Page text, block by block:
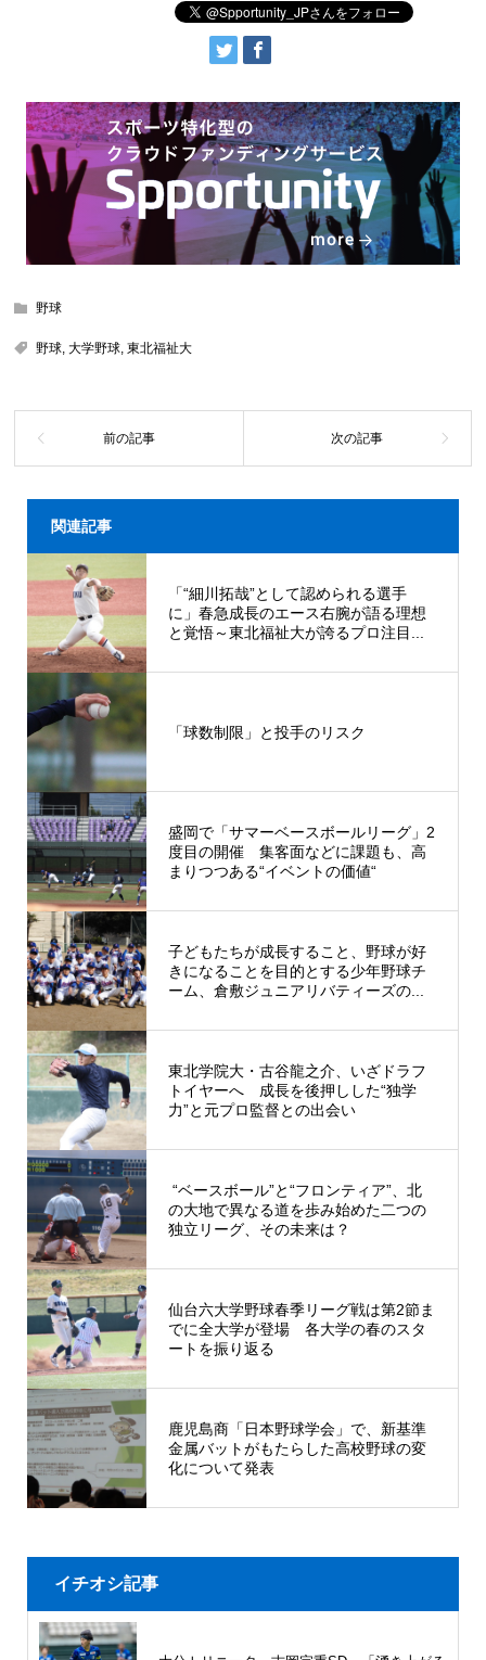
野球
野球,大学野球,東北福祉大
関連記事
「“細川拓哉”として認められる選手
に」春急成長のエース右腕が語る理想
と覚悟～東北福祉大が誇るプロ注目...
「球数制限」と投手のリスク
盛岡で「サマーベースボールリーグ」2
度目の開催 集客面などに課題も、高
まりつつある“イベントの価値“
子どもたちが成長すること、野球が好
きになることを目的とする少年野球チ
ーム、倉敷ジュニアリバティーズの...
東北学院大・古谷龍之介、いざドラフ
トイヤーへ 成長を後押しした“独学
力”と元プロ監督との出会い
“ベースボール”と“フロンティア”、北
の大地で異なる道を歩み始めた二つの
独立リーグ、その未来は？
仙台六大学野球春季リーグ戦は第2節ま
でに全大学が登場 各大学の春のスタ
ートを振り返る
鹿児島商「日本野球学会」で、新基準
金属バットがもたらした高校野球の変
化について発表
イチオシ記事